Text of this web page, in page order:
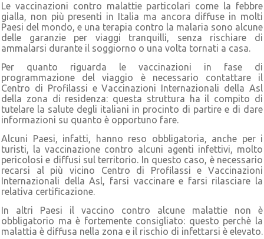
Le vaccinazioni contro malattie particolari come la febbre
gialla, non più presenti in Italia ma ancora diffuse in molti
Paesi del mondo, e una terapia contro la malaria sono alcune
delle garanzie per viaggi tranquilli, senza rischiare di
ammalarsi durante il soggiorno o una volta tornati a casa.
Per quanto riguarda le vaccinazioni in fase di
programmazione del viaggio è necessario contattare il
Centro di Profilassi e Vaccinazioni Internazionali della Asl
della zona di residenza: questa struttura ha il compito di
tutelare la salute degli italiani in procinto di partire e di dare
informazioni su quanto è opportuno fare.
Alcuni Paesi, infatti, hanno reso obbligatoria, anche per i
turisti, la vaccinazione contro alcuni agenti infettivi, molto
pericolosi e diffusi sul territorio. In questo caso, è necessario
recarsi al più vicino Centro di Profilassi e Vaccinazioni
Internazionali della Asl, farsi vaccinare e farsi rilasciare la
relativa certificazione.
In altri Paesi il vaccino contro alcune malattie non è
obbligatorio ma è fortemente consigliato: questo perchè la
malattia è diffusa nella zona e il rischio di infettarsi è elevato.